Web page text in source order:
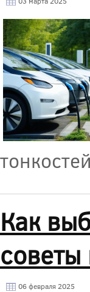
Как
советы
06 февраля 2025